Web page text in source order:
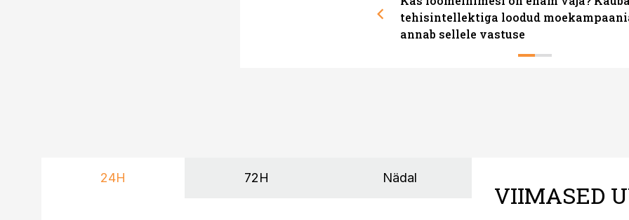
tehisintellektiga loodud
annab sellele vastuse
24H 72H Nädal
VIIMASED